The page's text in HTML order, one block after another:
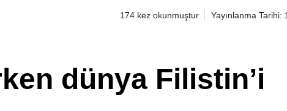
174 kez okunmuştur Yayınlanma
dünya Filistin’i